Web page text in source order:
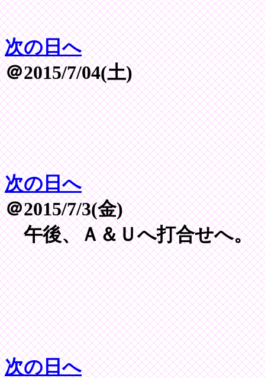
次の日へ
＠2015/7/04(土)
次の日へ
＠2015/7/3(金)
午後、Ａ＆Ｕへ打合せへ。
次の日へ